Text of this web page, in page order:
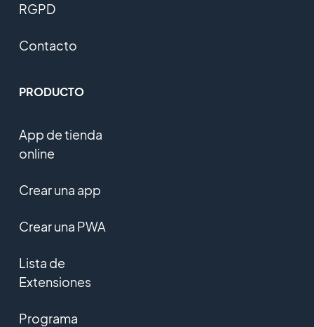
RGPD
Contacto
PRODUCTO
App de tienda
online
Crear una app
Crear una PWA
Lista de
Extensiones
Programa